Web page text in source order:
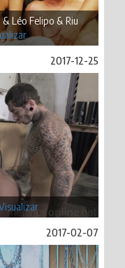
& Léo Felipo & Riu
2017-12-25
2017-02-07